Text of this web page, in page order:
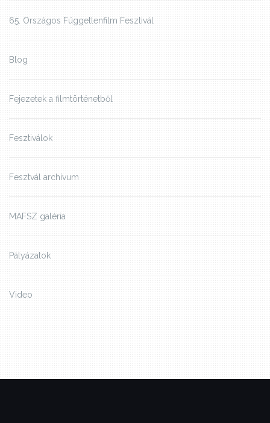
65. Országos Függetlenfilm Fesztivál
Blog
Fejezetek a filmtörténetből
Fesztiválok
Fesztvál archívum
MAFSZ galéria
Pályázatok
Video